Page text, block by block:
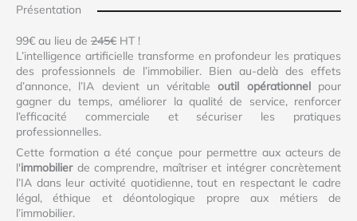
Présentation
99€ au lieu de 245€ HT !
L’intelligence artificielle transforme en profondeur les pratiques
des professionnels de l’immobilier. Bien au-delà des effets
d’annonce, l’IA devient un véritableoutil opérationnelpour
gagner du temps, améliorer la qualité de service, renforcer
l’efficacité commerciale et sécuriser les pratiques
professionnelles.
Cette formation a été conçue pour permettre aux acteurs de
l'immobilierde comprendre, maîtriser et intégrer concrètement
l’IA dans leur activité quotidienne, tout en respectant le cadre
légal, éthique et déontologique propre aux métiers de
l’immobilier.